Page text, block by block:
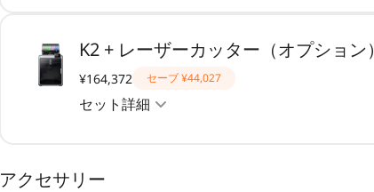
K2 + レーザーカッター（オプション）
¥164,372 セーブ¥44,027
セット詳細
アクセサリー